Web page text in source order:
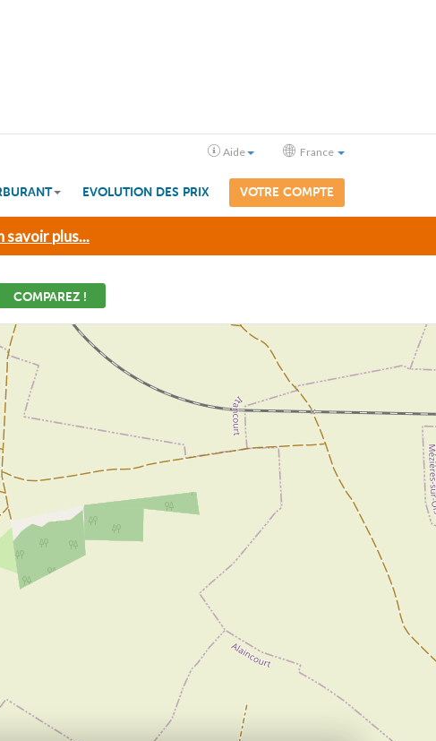
Aide France
EVOLUTION DES PRIX VOTRE COMPTE
savoir plus...
COMPAREZ !